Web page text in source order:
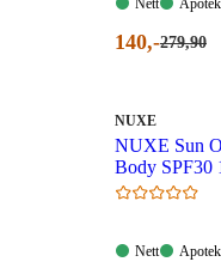
Nett Apotek
Nåværende
kroner.
140,-Førpris:
279,90
MERKE
NUXE
NUXE Sun
Body SPF30
Nett:
Nett
Apotek:
Apotek